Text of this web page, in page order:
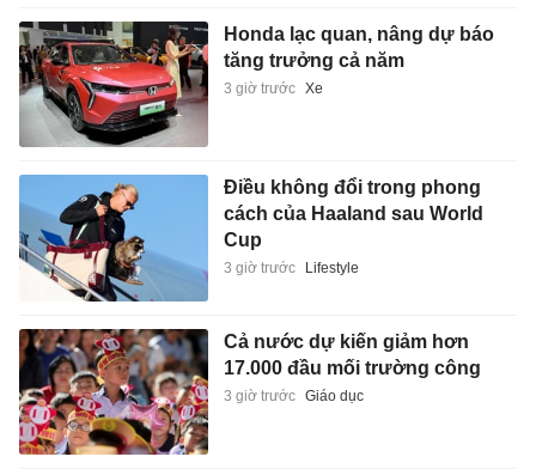
Honda lạc quan, nâng dự báo
tăng trưởng cả năm
3 giờ trước Xe
Điều không đổi trong phong
cách của Haaland sau World
Cup
3 giờ trước Lifestyle
Cả nước dự kiến giảm hơn
17.000 đầu mối trường công
3 giờ trước Giáo dục